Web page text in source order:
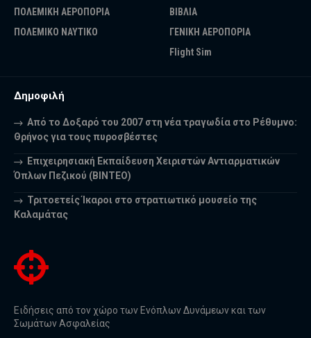
ΠΟΛΕΜΙΚΗ ΑΕΡΟΠΟΡΙΑ
ΠΟΛΕΜΙΚΟ ΝΑΥΤΙΚΟ
ΒΙΒΛΙΑ
ΓΕΝΙΚΗ ΑΕΡΟΠΟΡΙΑ
Flight Sim
Δημοφιλή
Από το Δοξαρό του 2007 στη νέα τραγωδία στο Ρέθυμνο:
Θρήνος για τους πυροσβέστες
Επιχειρησιακή Εκπαίδευση Χειριστών Αντιαρματικών
Όπλων Πεζικού (ΒΙΝΤΕΟ)
Τριτοετείς Ίκαροι στο στρατιωτικό μουσείο της
Καλαμάτας
Ειδήσεις από τον χώρο των Ενόπλων Δυνάμεων και των
Σωμάτων Ασφαλείας